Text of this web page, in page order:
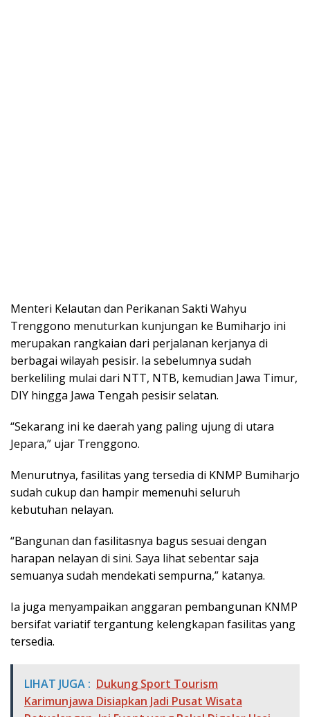
Menteri Kelautan dan Perikanan Sakti Wahyu
Trenggono menuturkan kunjungan ke Bumiharjo ini
merupakan rangkaian dari perjalanan kerjanya di
berbagai wilayah pesisir. Ia sebelumnya sudah
berkeliling mulai dari NTT, NTB, kemudian Jawa Timur,
DIY hingga Jawa Tengah pesisir selatan.
“Sekarang ini ke daerah yang paling ujung di utara
Jepara,” ujar Trenggono.
Menurutnya, fasilitas yang tersedia di KNMP Bumiharjo
sudah cukup dan hampir memenuhi seluruh
kebutuhan nelayan.
“Bangunan dan fasilitasnya bagus sesuai dengan
harapan nelayan di sini. Saya lihat sebentar saja
semuanya sudah mendekati sempurna,” katanya.
Ia juga menyampaikan anggaran pembangunan KNMP
bersifat variatif tergantung kelengkapan fasilitas yang
tersedia.
LIHAT JUGA : Dukung Sport Tourism
Karimunjawa Disiapkan Jadi Pusat Wisata